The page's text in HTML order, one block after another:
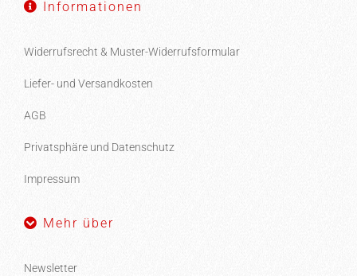
Informationen
Widerrufsrecht & Muster-Widerrufsformular
Liefer- und Versandkosten
AGB
Privatsphäre und Datenschutz
Impressum
Mehr über
Newsletter